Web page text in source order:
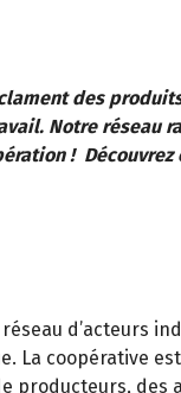
des
Notre réseau
!
d’acteurs
La coopérative
producteurs, des